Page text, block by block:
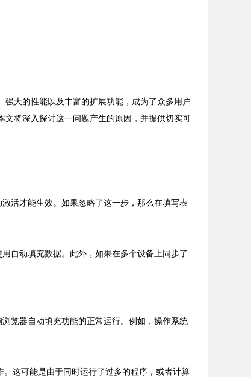
大的性能以及丰富的扩展功能，成为了众多用户
将深入探讨这一问题产生的原因，并提供切实可
活才能生效。如果忽略了这一步，那么在填写表
自动填充数据。此外，如果在多个设备上同步了
览器自动填充功能的正常运行。例如，操作系统
这可能是由于同时运行了过多的程序，或者计算